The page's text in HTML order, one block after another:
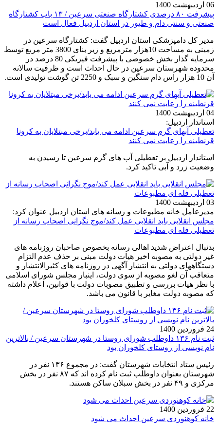
06 اردیبهشت 1400
پیشرفت ۸۰ درصدی کشتارگاه صنعتی سرعین / ۱۳ باب کشتارگاه
صنعتی و سنتی دام و طیور در استان اردبیل فعال است
مدیر کل دامپزشکی استان اردبیل گفت: کشتارگاه سرعین در
زمینی به مساحت 10هزار مترمربع و زیر بنای 3800 متر مربع توسط
سرمایه گذار بخش خصوصی با پیشرفت فیزیکی 80 درصد در
محدوده شهرستان سرعین در حال احداث است و ظرفیت سالانه
آن 10 هزار راس دام سنگین و سبک و 2250 تن گوشت تولیدی است.
04 اردیبهشت 1400
استاندار اردبیل:
تعطیلی آبهای گرم سرعین ادامه می یابد/برخی مبتلایان به کرونا
قرنطینه را رعایت نمی کنند
استاندار اردبیل بر تعطیلی آب های گرم سرعین تا رسیدن به
وضعیت زرد و آبی تاکید کرد.
03 اردیبهشت 1400
مدیرعامل خانه مطبوعات و رسانه های استان اردبیل عنوان کرد:
مجلس انقلابی باید انقلابی عمل کند/موج نگرانی اصحاب رسانه از
تعطیلی فله ای مطبوعات
بدنبال اعتراض شدید اهالی رسانه بخصوص صاحبان روزنامه های
غیر دولتی به مصوبه اخیر هیات دولت مبنی بر حذف عدم التزام
دستگاههای دولتی به انتشار آگهی در روزنامه های کثیرالانتشار و
متعاقب آن لغو مصوبه از سوی دولت، اینبار مجلس شورای اسلامی
با نظر هیات بررسی و تطبیق مصوبات دولت با قوانین، اعلام داشته
که مصوبه دولت مغایر با قانون می باشد.
24 فروردین 1400
ثبت نام ۱۳۶ داوطلب شورای روستا در شهرستان سرعین / بالاترین
نام نویسی از روستای کلخوران بود
رئیس ستاد انتخابات شهرستان گفت: در مجموع ۱۳۶ نفر در
شهرستان بعنوان داوطلب ثبت نام کرده اند که ۸۷ نفر در بخش
مرکزی و ۴۹ نفر در بخش سبلان ساکن هستند.
22 فروردین 1400
خانه کوهنوردی سرعین احداث می شود